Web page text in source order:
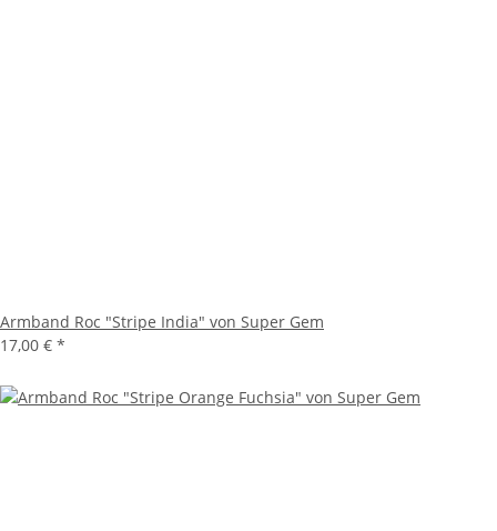
Armband Roc "Stripe India" von Super Gem
17,00 € *